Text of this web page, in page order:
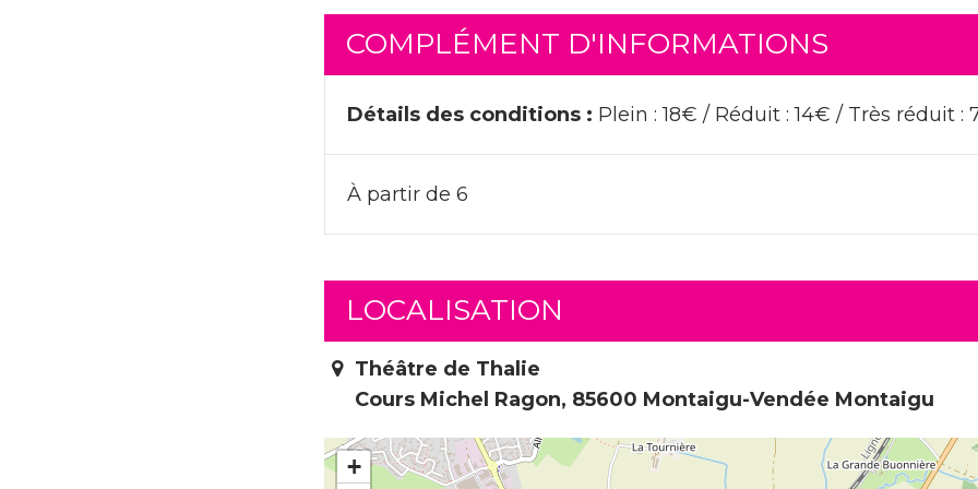
COMPLÉMENT D'INFORMATIONS
Détails des conditions : Plein : 18€ / Réduit : 14€ / Très réduit :
À partir de 6
LOCALISATION
Théâtre de Thalie
Cours Michel Ragon, 85600 Montaigu-Vendée Montaigu
+